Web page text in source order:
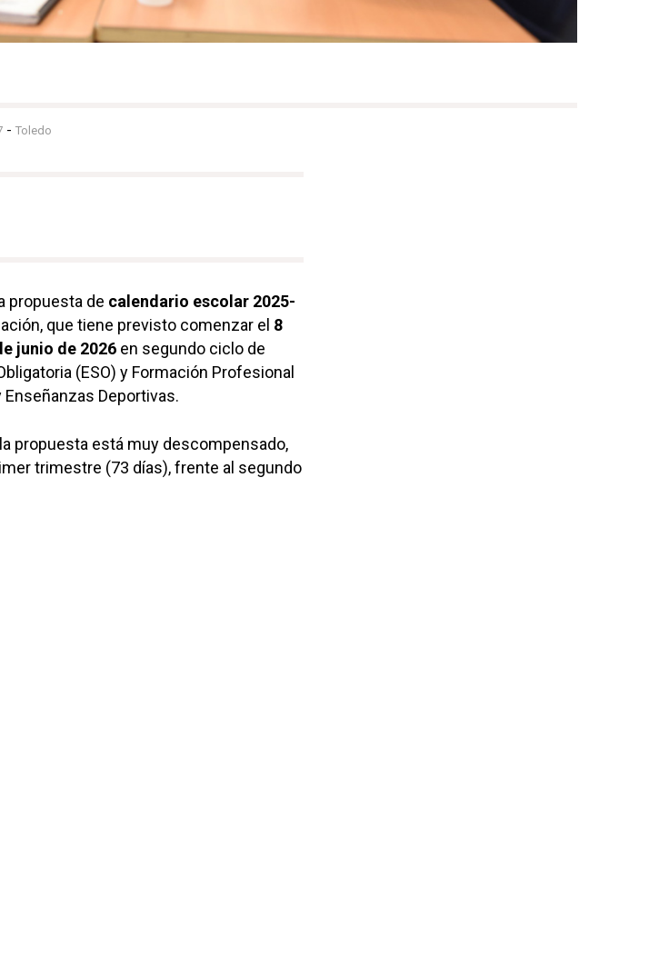
- Toledo
propuesta de calendario escolar 2025-
que tiene previsto comenzar el 8
junio de 2026 en segundo ciclo de
(ESO) y Formación Profesional
Deportivas.
propuesta está muy descompensado,
trimestre (73 días), frente al segundo